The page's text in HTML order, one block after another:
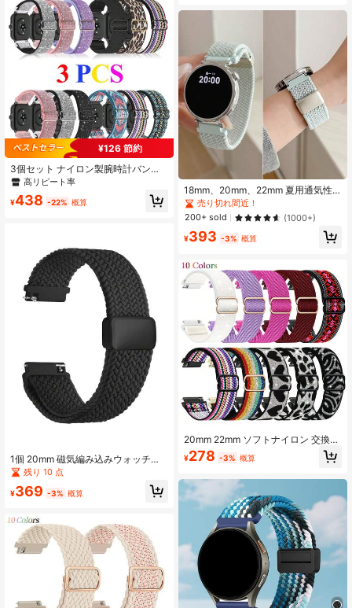
¥126 節約
3個セット ナイロン製腕時計バンド
HUAWEI Galaxy Watch 6/5/4 40mm
m/Watch 5 Pro 45mm/Watch 4 Clas
高リピート率
¥438 -22% 概算
1個 20mm 磁気編み込みウォッチバ
ンド、 Galaxy 7/6/5 Pro/4/6 Classi
c/Active 2 47mm/46mm/45mm/44
mm/43mm/42mm/40mmウォッチ対
o/GT Cyberウォッチ用クイックリリ
ース交換ストラップ
残り 10 点
¥369 -3% 概算
18mm、20mm、22mm 夏用通気性
抜群磁気調節可能ナイロン編みウォ
ッチバンド、サムスンギャラクシ
ー、ガーミン、アマゾンフィット対
応、丈夫で柔らかく通気性抜群
売り切れ間近！
200+ sold
(1000+)
¥393 -3% 概算
20mm 22mm ソフトナイロン 交換用
バンド Galaxy Watch Active 2 44m
m 40mm/Galaxy Watch 5 Pro 45m
mm/Galaxy Watch 4 Classic 42mm
46mm/Gear Sportと互換性あり
¥278 -3% 概算